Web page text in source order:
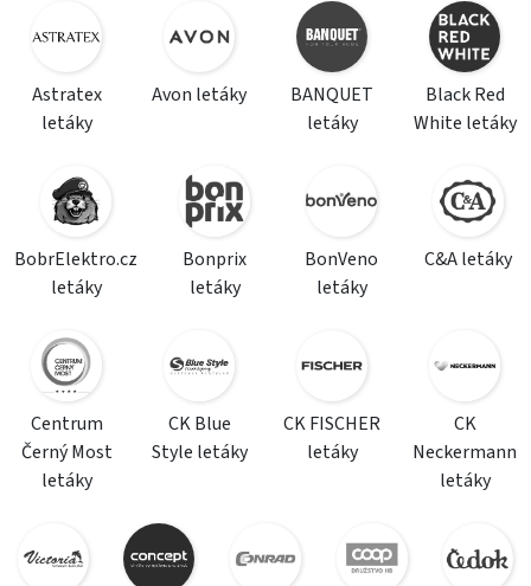
Astratex
letáky
Avon letáky
BANQUET
letáky
Black Red
White letáky
BobrElektro.cz
letáky
Bonprix
letáky
BonVeno
letáky
C&A letáky
Centrum
Černý Most
letáky
CK Blue
Style letáky
CK FISCHER
letáky
CK
Neckermann
letáky